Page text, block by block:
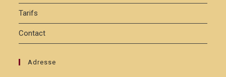
Tarifs
Contact
Adresse